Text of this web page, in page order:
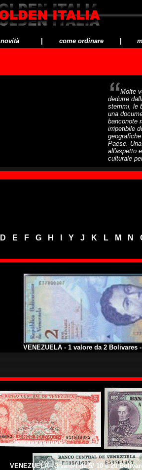
novità come ordinare
Molte
dedurre
stemmi, le
una
banconote
irripetibile
Paese.
all'aspetto
culturale
D E F G H Y J K L M N
VENEZUELA - 1 valore da 2 Bolivares
VENEZUELA - 3 valorI da 5/ 10 e 20